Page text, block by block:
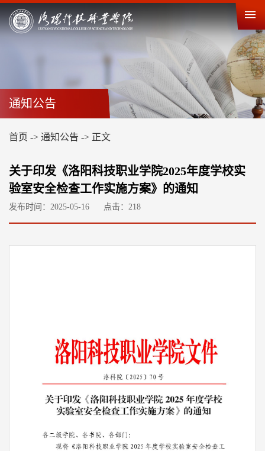
通知公告
首页 -> 通知公告 -> 正文
关于印发《洛阳科技职业学院2025年度学校实
验室安全检查工作实施方案》的通知
发布时间：2025-05-16 点击： 218